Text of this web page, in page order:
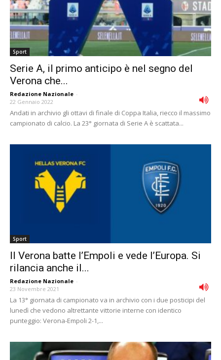
Sport
Serie A, il primo anticipo è nel segno del
Verona che...
Redazione Nazionale -
22 Gennaio 2022
Andati in archivio gli ottavi di finale di Coppa Italia, riecco il massimo
campionato di calcio. La 23° giornata di Serie A è scattata...
Sport
Il Verona batte l’Empoli e vede l’Europa. Si
rilancia anche il...
Redazione Nazionale -
23 Novembre 2021
La 13° giornata di campionato va in archivio con i due posticipi del
lunedì che vedono altrettante vittorie interne con identico
punteggio: Verona-Empoli 2-1,...